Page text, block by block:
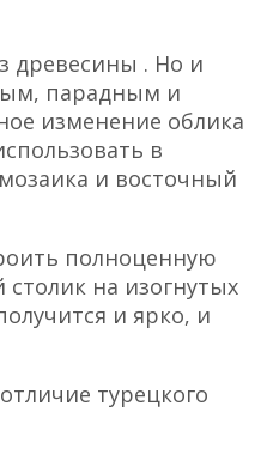
древесины . Но и
парадным и
изменение облика
в
и восточный
полноценную
столик на изогнутых
и ярко, и
турецкого